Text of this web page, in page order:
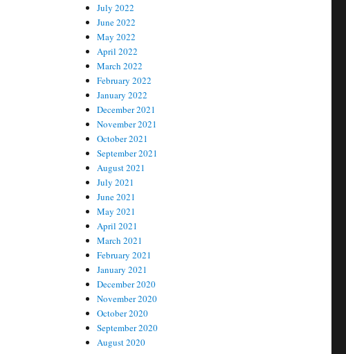
July 2022
June 2022
May 2022
April 2022
March 2022
February 2022
January 2022
December 2021
November 2021
October 2021
September 2021
August 2021
July 2021
June 2021
May 2021
April 2021
March 2021
February 2021
January 2021
December 2020
November 2020
October 2020
September 2020
August 2020